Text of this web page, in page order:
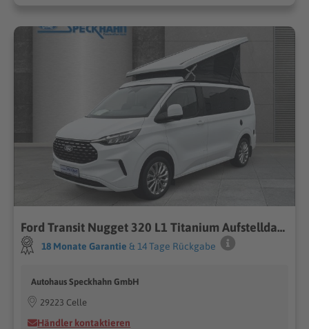
Ford Transit Nugget 320 L1 Titanium Aufstelldach FWD, Automatik, AHK, 19 Zoll
18 Monate Garantie & 14 Tage Rückgabe
Autohaus Speckhahn GmbH
29223 Celle
Händler kontaktieren